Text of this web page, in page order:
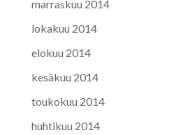
marraskuu 2014
lokakuu 2014
elokuu 2014
kesäkuu 2014
toukokuu 2014
huhtikuu 2014